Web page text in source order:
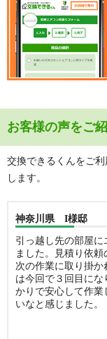
お客様の声をご
交換できるくんをご
します。
神奈川県 I様邸
引っ越し先の部屋
ました。見積り依
次の作業に取り掛
は今回で３回目に
かりで安心して作業
いなと感じました。